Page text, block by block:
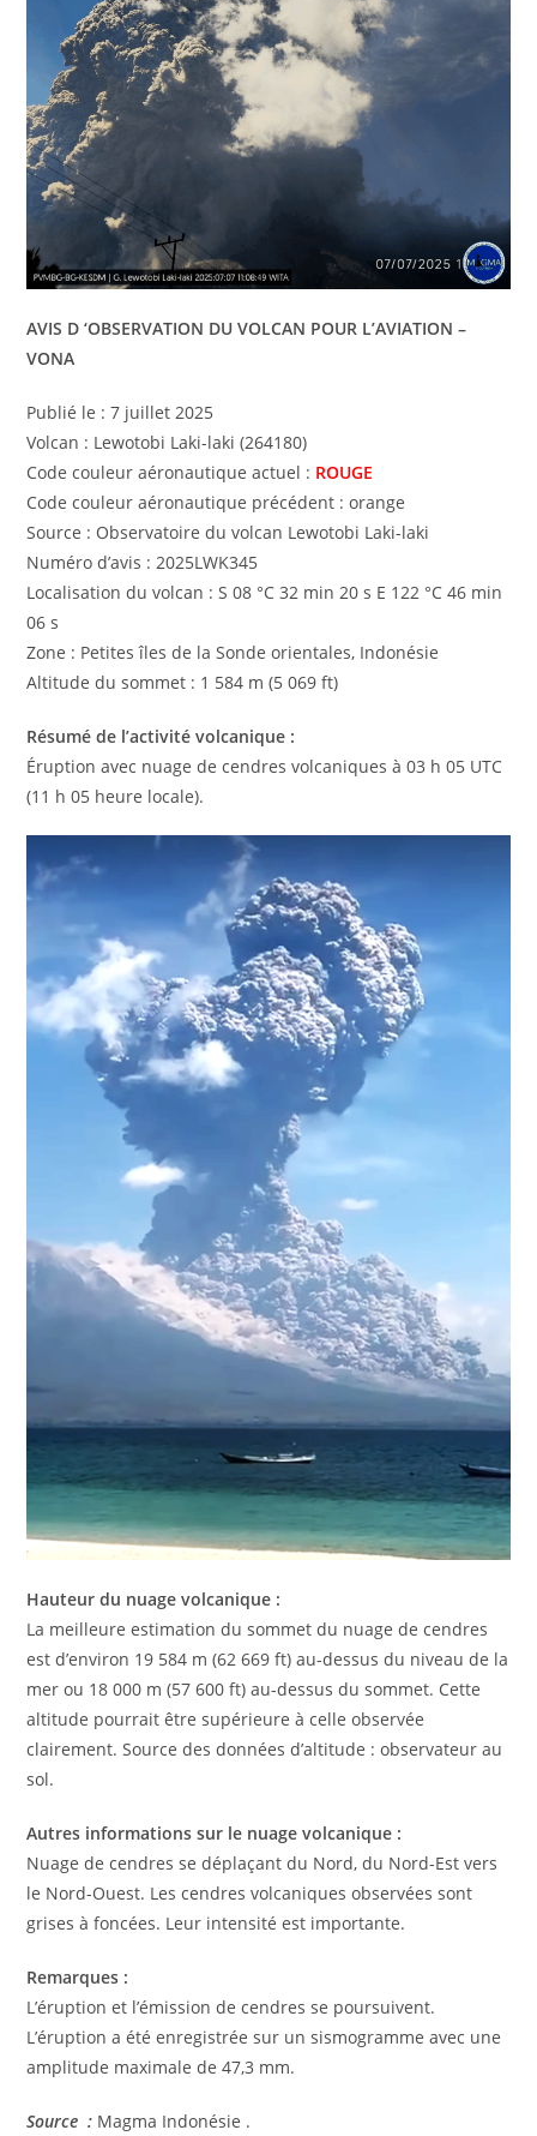
AVIS D ‘OBSERVATION DU VOLCAN POUR L’AVIATION –
VONA
Publié le : 7 juillet 2025
Volcan : Lewotobi Laki-laki (264180)
Code couleur aéronautique actuel : ROUGE
Code couleur aéronautique précédent : orange
Source : Observatoire du volcan Lewotobi Laki-laki
Numéro d’avis : 2025LWK345
Localisation du volcan : S 08 °C 32 min 20 s E 122 °C 46 min
06 s
Zone : Petites îles de la Sonde orientales, Indonésie
Altitude du sommet : 1 584 m (5 069 ft)
Résumé de l’activité volcanique :
Éruption avec nuage de cendres volcaniques à 03 h 05 UTC
(11 h 05 heure locale).
Hauteur du nuage volcanique :
La meilleure estimation du sommet du nuage de cendres
est d’environ 19 584 m (62 669 ft) au-dessus du niveau de la
mer ou 18 000 m (57 600 ft) au-dessus du sommet. Cette
altitude pourrait être supérieure à celle observée
clairement. Source des données d’altitude : observateur au
sol.
Autres informations sur le nuage volcanique :
Nuage de cendres se déplaçant du Nord, du Nord-Est vers
le Nord-Ouest. Les cendres volcaniques observées sont
grises à foncées. Leur intensité est importante.
Remarques :
L’éruption et l’émission de cendres se poursuivent.
L’éruption a été enregistrée sur un sismogramme avec une
amplitude maximale de 47,3 mm.
Source : Magma Indonésie .